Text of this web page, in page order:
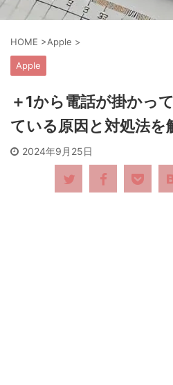
HOME >Apple >
Apple
＋1から電話が掛かっ
ている原因と対処法を
2024年9月25日